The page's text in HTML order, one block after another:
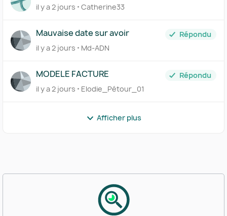
il y a 2 jours Catherine33
Mauvaise date sur avoir
Répondu
il y a 2 jours
Md-ADN
MODELE FACTURE
Répondu
il y a 2 jours
Elodie_Pétour_01
Afficher plus